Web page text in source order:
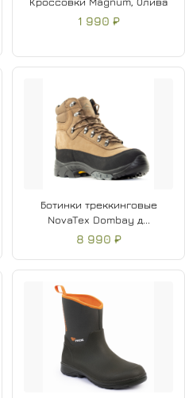
1 990 ₽
Ботинки треккинговые
NovaTex Dombay д...
8 990 ₽